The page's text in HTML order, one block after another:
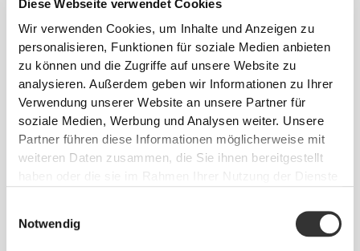
Diese Webseite verwendet Cookies
Wir verwenden Cookies, um Inhalte und Anzeigen zu
personalisieren, Funktionen für soziale Medien anbieten
zu können und die Zugriffe auf unsere Website zu
analysieren. Außerdem geben wir Informationen zu Ihrer
Verwendung unserer Website an unsere Partner für
soziale Medien, Werbung und Analysen weiter. Unsere
Partner führen diese Informationen möglicherweise mit
weiteren Daten zusammen, die Sie ihnen bereitgestellt
Notwendig
ENTWICKELT MITREVOKNIT
-TECHNOLOGIE
RevoKnitist eine von Prozis entwickelte
verbesserter Dehnbarkeit, Halt und Komfort schafft.